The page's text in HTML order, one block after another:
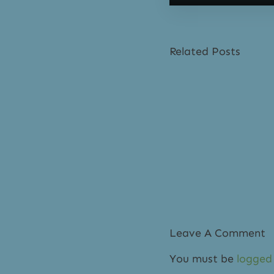
Related Posts
Leave A Comment
You must be